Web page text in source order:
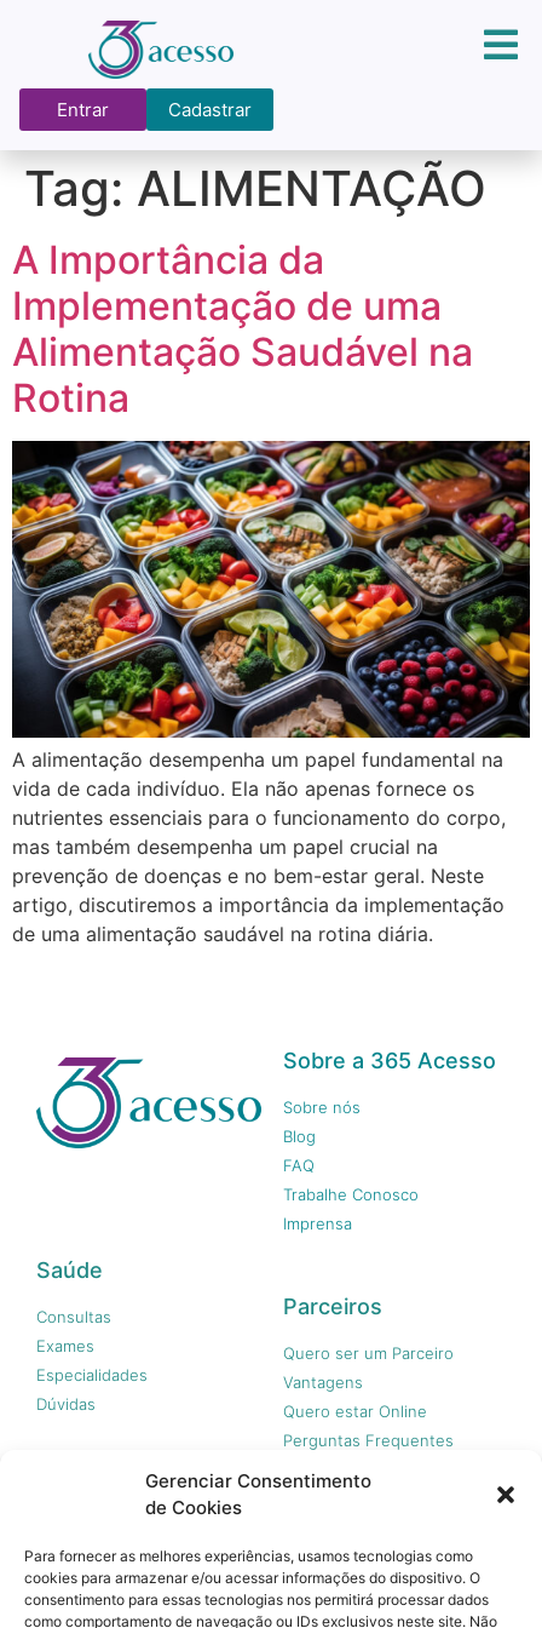
Gerenciar Consentimento
de Cookies
Para fornecer as melhores experiências, usamos tecnologias como
cookies para armazenar e/ou acessar informações do dispositivo. O
consentimento para essas tecnologias nos permitirá processar dados
como comportamento de navegação ou IDs exclusivos neste site. Não
Entrar Cadastrar
Tag: ALIMENTAÇÃO
A Importância da
Implementação de uma
Alimentação Saudável na
Rotina
A alimentação desempenha um papel fundamental na
vida de cada indivíduo. Ela não apenas fornece os
nutrientes essenciais para o funcionamento do corpo,
mas também desempenha um papel crucial na
prevenção de doenças e no bem-estar geral. Neste
artigo, discutiremos a importância da implementação
de uma alimentação saudável na rotina diária.
Sobre a 365 Acesso
Sobre nós
Blog
FAQ
Trabalhe Conosco
Imprensa
Saúde
Consultas
Exames
Especialidades
Dúvidas
Parceiros
Quero ser um Parceiro
Vantagens
Quero estar Online
Perguntas Frequentes